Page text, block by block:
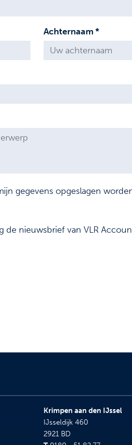
Achternaam *
gegevens opgeslagen
de nieuwsbrief van VLR
Krimpen aan den IJssel
IJsseldijk 460
2921 BD